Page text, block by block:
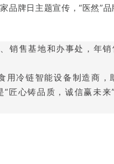
牌日主题宣传，“医然”
销售基地和办事处，年
冷链智能设备制造商
匠心铸品质，诚信赢未